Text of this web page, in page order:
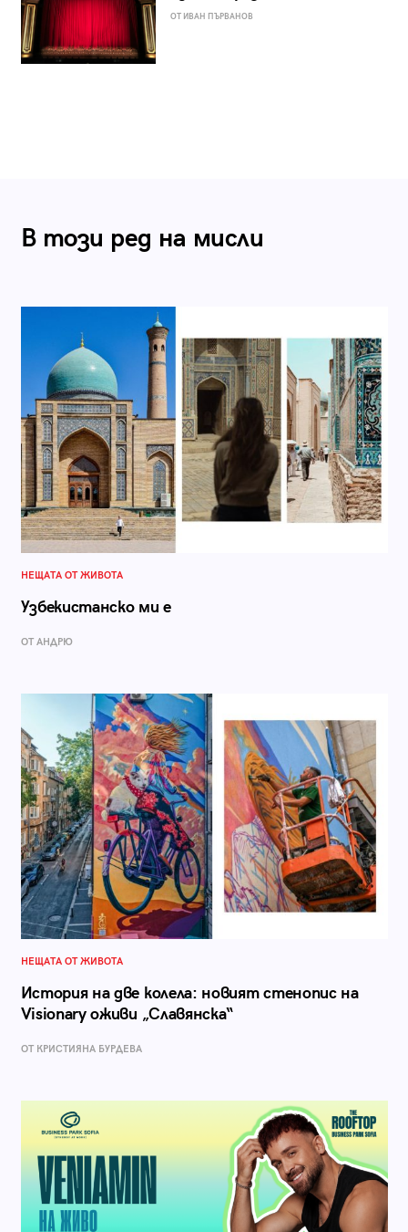
ОТ ИВАН ПЪРВАНОВ
В този ред на мисли
НЕЩАТА ОТ ЖИВОТА
Узбекистанско ми е
ОТ АНДРЮ
НЕЩАТА ОТ ЖИВОТА
История на две колела: новият стенопис на
Visionary оживи „Славянска“
ОТ КРИСТИЯНА БУРДЕВА